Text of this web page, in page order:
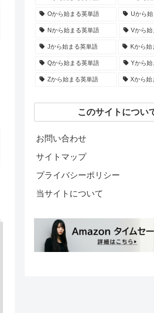
Oから始まる英単語 Uから
Nから始まる英単語 Vから
Jから始まる英単語 Kから始
Qから始まる英単語 Yから
Zから始まる英単語 Xから始
このサイトについ
お問い合わせ
サイトマップ
プライバシーポリシー
当サイトについて